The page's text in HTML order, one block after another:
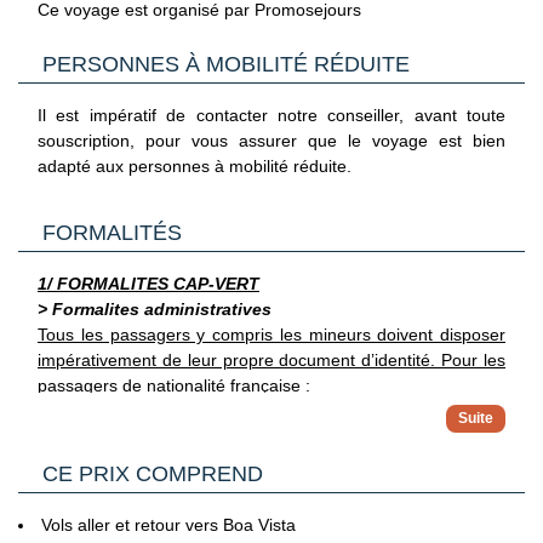
avion). Les horaires et le mode d’acheminement vous seront
confirmés lors de la réception de vos documents de
voyages.
Ce voyage est organisé par Promosejours
PERSONNES À MOBILITÉ RÉDUITE
Il est impératif de contacter notre conseiller, avant toute
souscription, pour vous assurer que le voyage est bien
adapté aux personnes à mobilité réduite.
FORMALITÉS
1/ FORMALITES CAP-VERT
> Formalites administratives
Tous les passagers y compris les mineurs doivent disposer
impérativement de leur propre document d’identité. Pour les
passagers de nationalité française :
Les ressortissants français voyageant au Cap-Vert
doivent être munis d’un passeport ayant une validité
territoire capverdien. Pour un séjour touristique ne
Vous trouverez des informations plus complètes sur
l’ensemble des formalités, notamment administratives et
sanitaires sur le site France Diplomatie en
CE PRIX COMPREND
Vols aller et retour vers Boa Vista